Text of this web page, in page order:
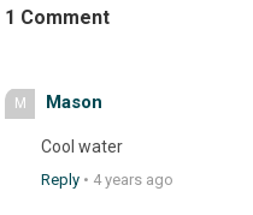
1 Comment
M Mason
Cool water
Reply • 4 years ago